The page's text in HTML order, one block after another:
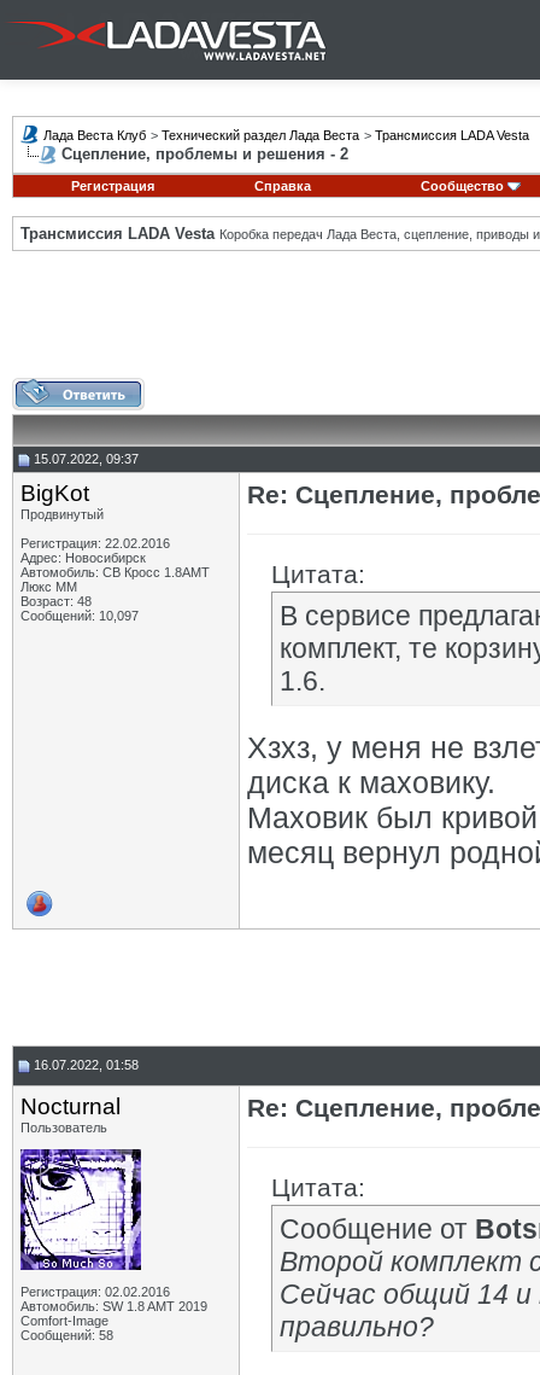
Лада Веста Клуб > Технический раздел Лада Веста > Трансмиссия LADA Vesta
Сцепление, проблемы и решения - 2
Регистрация Справка Сообщество
Трансмиссия LADA Vesta Коробка передач Лада Веста, сцепление, приводы и
15.07.2022, 09:37
BigKot
Продвинутый
Регистрация: 22.02.2016
Адрес: Новосибирск
Автомобиль: СВ Кросс 1.8АМТ
Люкс ММ
Возраст: 48
Сообщений: 10,097
Re: Сцепление,
Цитата:
В сервисе
комплект, те
1.6.
Хзхз, у меня не
диска к маховику.
Маховик был
месяц вернул
16.07.2022, 01:58
Nocturnal
Пользователь
Регистрация: 02.02.2016
Автомобиль: SW 1.8 AMT 2019
Comfort-Image
Сообщений: 58
Re: Сцепление,
Цитата:
Сообщение от
Второй комплект
Сейчас общий 14
правильно?